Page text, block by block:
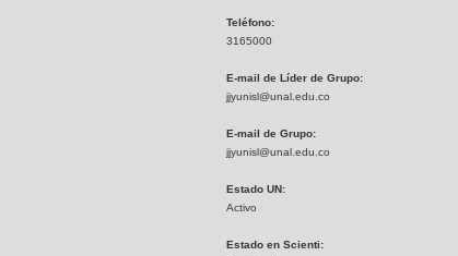
Teléfono:
3165000
E-mail de Líder de Grupo:
jjyunisl@unal.edu.co
E-mail de Grupo:
jjyunisl@unal.edu.co
Estado UN:
Activo
Estado en Scienti: